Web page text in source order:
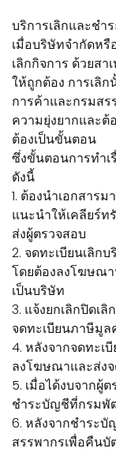
บริการเลิกและชำ
เมื่อบริษัทจำกัดห
เลิกกิจการ ด้วยสา
ให้ถูกต้อง การเลิ
การค้าและกรมสร
ความยุ่งยากและต้
ต้องเป็นขั้นตอน
ซึ่งขั้นตอนการทำ
ดังนี้
1. ต้องนำเอกสาร
แนะนำให้เคลียร์ท
ส่งผู้ตรวจสอบ
2. จดทะเบียนเลิ
โดยต้องลงโฆษณ
เป็นบริษัท
3. แจ้งยกเลิกปิดเ
จดทะเบียนภาษีมูล
4. หลังจากจดทะเ
ลงโฆษณาและส่ง
5. เมื่อได้งบจากผู้
ชำระบัญชีที่กรมพั
6. หลังจากชำระบั
สรรพากรเพื่อคืนบั